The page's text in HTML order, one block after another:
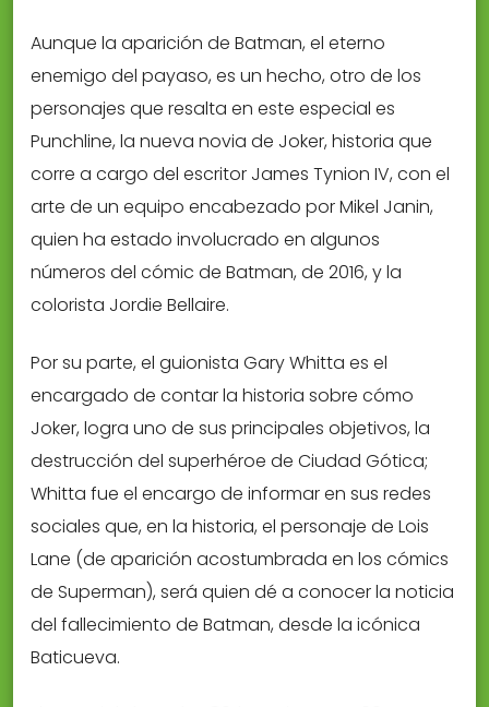
Aunque la aparición de Batman, el eterno
enemigo del payaso, es un hecho, otro de los
personajes que resalta en este especial es
Punchline, la nueva novia de Joker, historia que
corre a cargo del escritor James Tynion IV, con el
arte de un equipo encabezado por Mikel Janin,
quien ha estado involucrado en algunos
números del cómic de Batman, de 2016, y la
colorista Jordie Bellaire.
Por su parte, el guionista Gary Whitta es el
encargado de contar la historia sobre cómo
Joker, logra uno de sus principales objetivos, la
destrucción del superhéroe de Ciudad Gótica;
Whitta fue el encargo de informar en sus redes
sociales que, en la historia, el personaje de Lois
Lane (de aparición acostumbrada en los cómics
de Superman), será quien dé a conocer la noticia
del fallecimiento de Batman, desde la icónica
Baticueva.